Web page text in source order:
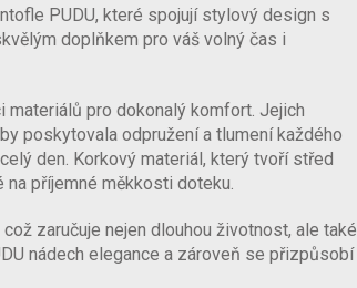
PUDU, které spojují stylový design s
doplňkem pro váš volný čas i
materiálů pro dokonalý komfort. Jejich
poskytovala odpružení a tlumení každého
den. Korkový materiál, který tvoří střed
příjemné měkkosti doteku.
zaručuje nejen dlouhou životnost, ale také
nádech elegance a zároveň se přizpůsobí